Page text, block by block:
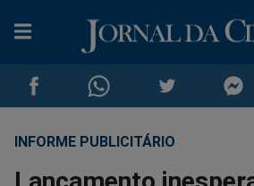
CompartilharCompartilharCompartilhar
INFORME PUBLICITÁRIO